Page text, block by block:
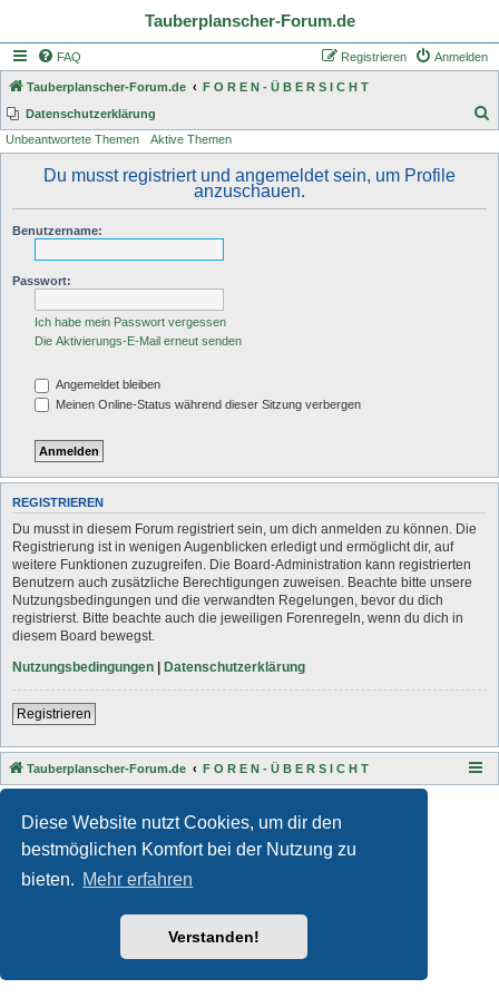
Diese Website nutzt Cookies, um dir den
bestmöglichen Komfort bei der Nutzung zu
bieten. Mehr erfahren
Verstanden!
Tauberplanscher-Forum.de
FAQ Anmelden
Registrieren
Tauberplanscher-Forum.de
F O R E N - Ü B E R S I C H T
Datenschutzerklärung
Unbeantwortete Themen Aktive Themen
Du musst registriert und angemeldet sein, um Profile
anzuschauen.
Benutzername:
Passwort:
Ich habe mein Passwort vergessen
Die Aktivierungs-E-Mail erneut senden
Angemeldet bleiben
Meinen Online-Status während dieser Sitzung verbergen
REGISTRIEREN
Du musst in diesem Forum registriert sein, um dich anmelden zu können. Die
Registrierung ist in wenigen Augenblicken erledigt und ermöglicht dir, auf
weitere Funktionen zuzugreifen. Die Board-Administration kann registrierten
Benutzern auch zusätzliche Berechtigungen zuweisen. Beachte bitte unsere
Nutzungsbedingungen und die verwandten Regelungen, bevor du dich
registrierst. Bitte beachte auch die jeweiligen Forenregeln, wenn du dich in
diesem Board bewegst.
Nutzungsbedingungen | Datenschutzerklärung
Registrieren
Tauberplanscher-Forum.de F O R E N - Ü B E R S I C H T
Powered byphpBB® Forum Software © phpBB Limited
Datenschutz|Nutzungsbedingungen